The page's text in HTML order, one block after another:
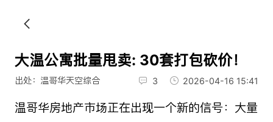
大温公寓批量甩卖: 30套打包砍价！
出处：温哥华天空综合 3 2026-04-16 15:41
温哥华房地产市场正在出现一个新的信号：大量